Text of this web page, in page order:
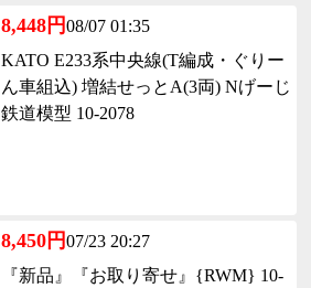
8,448円08/07 01:35
KATO E233系中央線(T編成・ぐりー
ん車組込) 増結せっとA(3両) Nげーじ
鉄道模型 10-2078
8,450円07/23 20:27
『新品』『お取り寄せ』{RWM} 10-